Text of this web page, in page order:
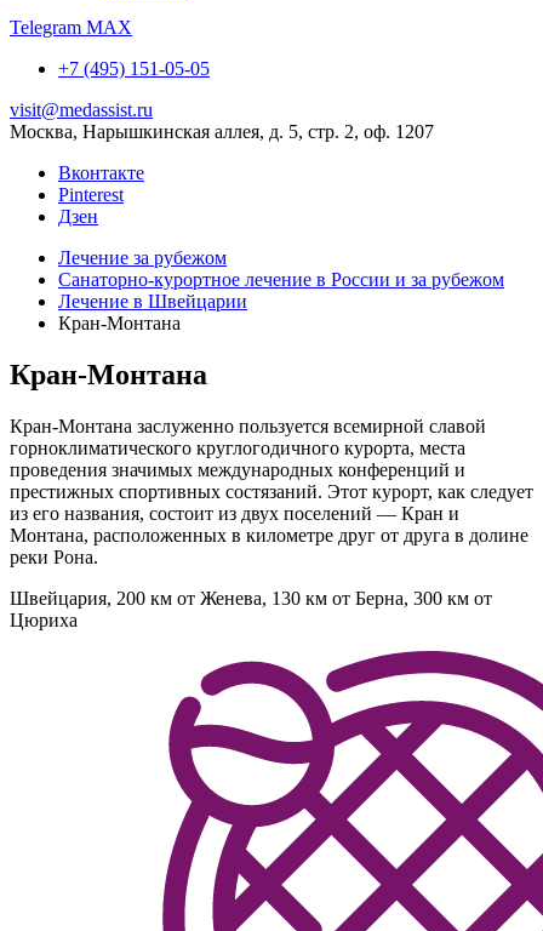
Telegram MAX
+7 (495) 151-05-05
visit@medassist.ru
Москва, Нарышкинская аллея, д. 5, стр. 2, оф. 1207
Вконтакте
Pinterest
Дзен
Лечение за рубежом
Санаторно-курортное лечение в России и за рубежом
Лечение в Швейцарии
Кран-Монтана
Кран-Монтана
Кран-Монтана заслуженно пользуется всемирной славой
горноклиматического круглогодичного курорта, места
проведения значимых международных конференций и
престижных спортивных состязаний. Этот курорт, как следует
из его названия, состоит из двух поселений — Кран и
Монтана, расположенных в километре друг от друга в долине
реки Рона.
Швейцария, 200 км от Женева, 130 км от Берна, 300 км от
Цюриха